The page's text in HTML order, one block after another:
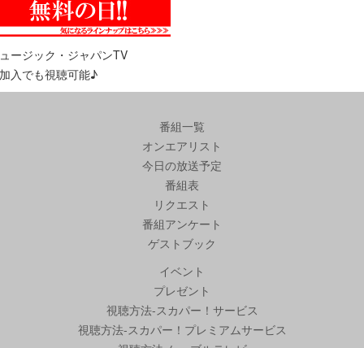
ージック・ジャパンTV
入でも視聴可能♪
番組一覧
オンエアリスト
今日の放送予定
番組表
リクエスト
番組アンケート
ゲストブック
イベント
プレゼント
視聴方法-スカパー！サービス
視聴方法-スカパー！プレミアムサービス